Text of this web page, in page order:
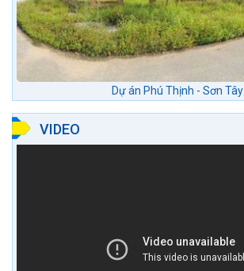
Dự án Phú Thịnh - Sơn Tây
VIDEO